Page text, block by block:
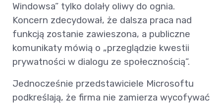
Windowsa” tylko dolały oliwy do ognia.
Koncern zdecydował, że dalsza praca nad
funkcją zostanie zawieszona, a publiczne
komunikaty mówią o „przeglądzie kwestii
prywatności w dialogu ze społecznością”.
Jednocześnie przedstawiciele Microsoftu
podkreślają, że firma nie zamierza wycofywać